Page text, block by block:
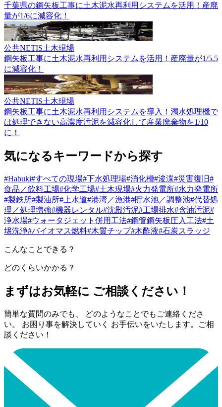
千葉県の鋼矢板工事に土木泥水再利用システムを活用！産廃
量が1/6に減容化！
公共NETIS土木現場
鋼矢板工事に土木泥水再利用システムを活用！産廃量が1/5.5
に減容化！
公共NETIS土木現場
鋼矢板工事に土木泥水再利用システムを導入！濁水処理機で
は処理できない高濃度汚泥を減容化して産業廃棄物を1/10
に！
気になるキーワードから探す
#Habuki#すべての現場#下水処理場#消化槽#浚渫#災害復旧#
食品／飲料工場#化学工場#土木現場#火力発電所#水力発電所
#製鉄所#製油所#上水道#港湾／漁港#貯水池／調整池#代替処
理／処理増強#機器レンタル#沈殿汚泥#工場排水#含油汚泥#
浄水場#ウォータジェット併用工法#鋼管鋼矢板圧入工法#土
壌洗浄#バイオマス燃料#木質チップ#木酢液#石炭スラッジ
こんなことできる？
どのくらいかかる？
まずはお気軽に ご相談ください！
簡単な質問のみでも、 どのようなことでもご連絡くださ
い。 お困り事を解決していく お手伝いをいたします。ご相
談ください！